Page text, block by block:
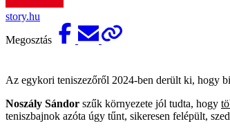
story.hu
Megosztás
Az egykori teniszezőről 2024-ben derült ki, hogy
Noszály Sándor szűk környezete jól tudta, hogy
teniszbajnok azóta úgy tűnt, sikeresen felépült,